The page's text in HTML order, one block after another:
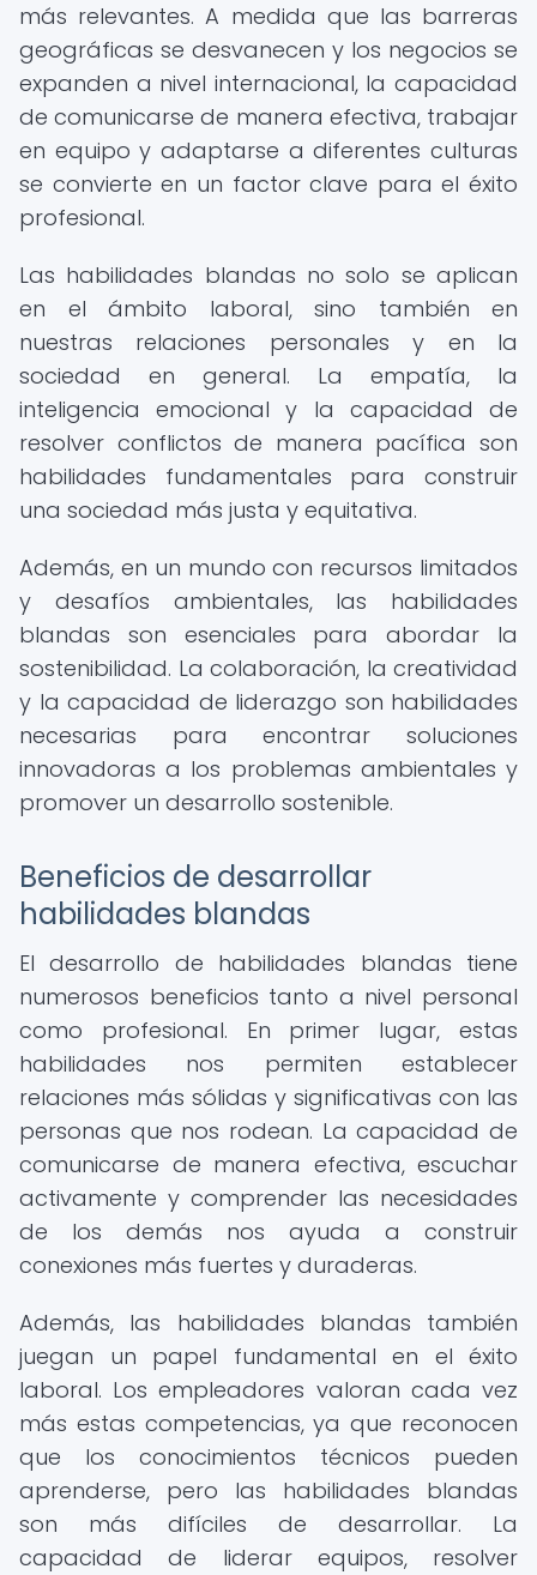
más relevantes. A medida que las barreras
geográficas se desvanecen y los negocios se
expanden a nivel internacional, la capacidad
de comunicarse de manera efectiva, trabajar
en equipo y adaptarse a diferentes culturas
se convierte en un factor clave para el éxito
profesional.
Las habilidades blandas no solo se aplican
en el ámbito laboral, sino también en
nuestras relaciones personales y en la
sociedad en general. La empatía, la
inteligencia emocional y la capacidad de
resolver conflictos de manera pacífica son
habilidades fundamentales para construir
una sociedad más justa y equitativa.
Además, en un mundo con recursos limitados
y desafíos ambientales, las habilidades
blandas son esenciales para abordar la
sostenibilidad. La colaboración, la creatividad
y la capacidad de liderazgo son habilidades
necesarias para encontrar soluciones
innovadoras a los problemas ambientales y
promover un desarrollo sostenible.
Beneficios de desarrollar
habilidades blandas
El desarrollo de habilidades blandas tiene
numerosos beneficios tanto a nivel personal
como profesional. En primer lugar, estas
habilidades nos permiten establecer
relaciones más sólidas y significativas con las
personas que nos rodean. La capacidad de
comunicarse de manera efectiva, escuchar
activamente y comprender las necesidades
de los demás nos ayuda a construir
conexiones más fuertes y duraderas.
Además, las habilidades blandas también
juegan un papel fundamental en el éxito
laboral. Los empleadores valoran cada vez
más estas competencias, ya que reconocen
que los conocimientos técnicos pueden
aprenderse, pero las habilidades blandas
son más difíciles de desarrollar. La
capacidad de liderar equipos, resolver